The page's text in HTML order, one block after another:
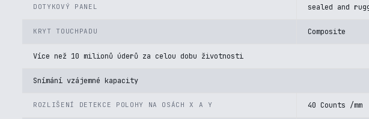
DOTYKOVÝ PANEL sealed and
KRYT TOUCHPADU Composite
Více než 10 milionů úderů za celou dobu životnosti
Snímání vzájemné kapacity
ROZLIŠENÍ DETEKCE POLOHY NA OSÁCH X A Y 40 Counts /mm